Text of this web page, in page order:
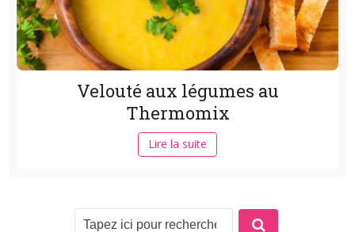
Velouté aux légumes au
Thermomix
Lire la suite